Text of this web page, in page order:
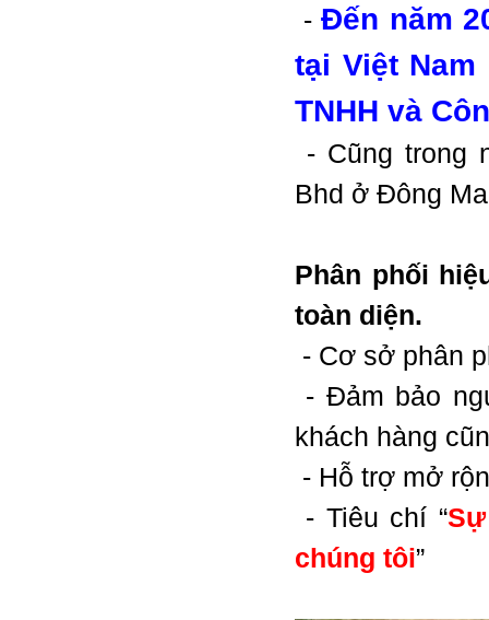
-Đến năm
tại Việt Nam
TNHH và
- Cũng trong
Bhd ở Đông
Phân phối
toàn diện.
- Cơ sở phân
- Đảm bảo
khách hàng
- Hỗ trợ mở
- Tiêu chí “
chúng tôi”